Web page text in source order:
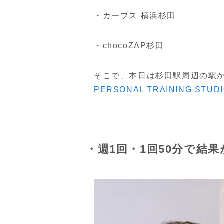
・カーブス 横浜杉田
・chocoZAP杉田
そこで、本日は杉田駅周辺の駅
PERSONAL TRAINING
・週1回・1回50分で結